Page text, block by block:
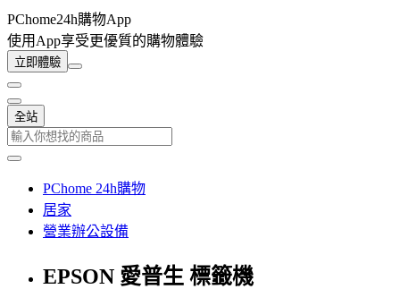
PChome24h購物App
使用App享受更優質的購物體驗
立即體驗
全站
PChome 24h購物
居家
營業辦公設備
EPSON 愛普生 標籤機